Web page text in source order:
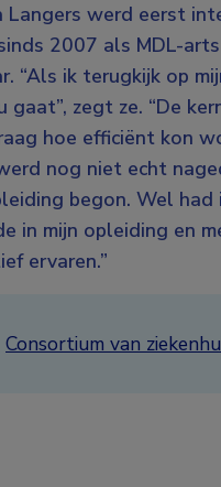
Langers werd eerst
2007 als MDL-
“Als ik terugkijk op
gaat”, zegt ze. “De
hoe efficiënt kon
nog niet echt
begon. Wel
in mijn opleiding en
ervaren.”
Consortium van